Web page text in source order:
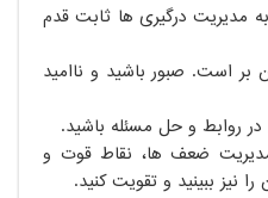
مدیریت درگیری ها ثابت قدم
بر است. صبور باشید و ناامید
روابط و حل مسئله باشید.
ضعف ها، نقاط قوت و
نیز ببینید و تقویت کنید.